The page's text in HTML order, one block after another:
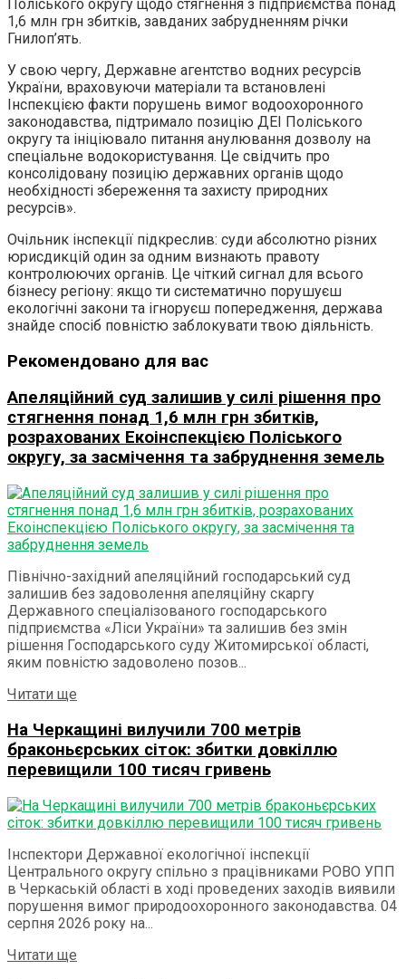
Поліського округу щодо стягнення з підприємства понад
1,6 млн грн збитків, завданих забрудненням річки
Гнилоп’ять.
У свою чергу, Державне агентство водних ресурсів
України, враховуючи матеріали та встановлені
Інспекцією факти порушень вимог водоохоронного
законодавства, підтримало позицію ДЕІ Поліського
округу та ініціювало питання анулювання дозволу на
спеціальне водокористування. Це свідчить про
консолідовану позицію державних органів щодо
необхідності збереження та захисту природних
ресурсів».
Очільник інспекції підкреслив: суди абсолютно різних
юрисдикцій один за одним визнають правоту
контролюючих органів. Це чіткий сигнал для всього
бізнесу регіону: якщо ти систематично порушуєш
екологічні закони та ігноруєш попередження, держава
знайде спосіб повністю заблокувати твою діяльність.
Рекомендовано для вас
Апеляційний суд залишив у силі рішення про
стягнення понад 1,6 млн грн збитків,
розрахованих Екоінспекцією Поліського
округу, за засмічення та забруднення земель
Північно-західний апеляційний господарський суд
залишив без задоволення апеляційну скаргу
Державного спеціалізованого господарського
підприємства «Ліси України» та залишив без змін
рішення Господарського суду Житомирської області,
яким повністю задоволено позов...
Читати ще
На Черкащині вилучили 700 метрів
браконьєрських сіток: збитки довкіллю
перевищили 100 тисяч гривень
Інспектори Державної екологічної інспекції
Центрального округу спільно з працівниками РОВО УПП
в Черкаській області в ході проведених заходів виявили
порушення вимог природоохоронного законодавства. 04
серпня 2026 року на...
Читати ще